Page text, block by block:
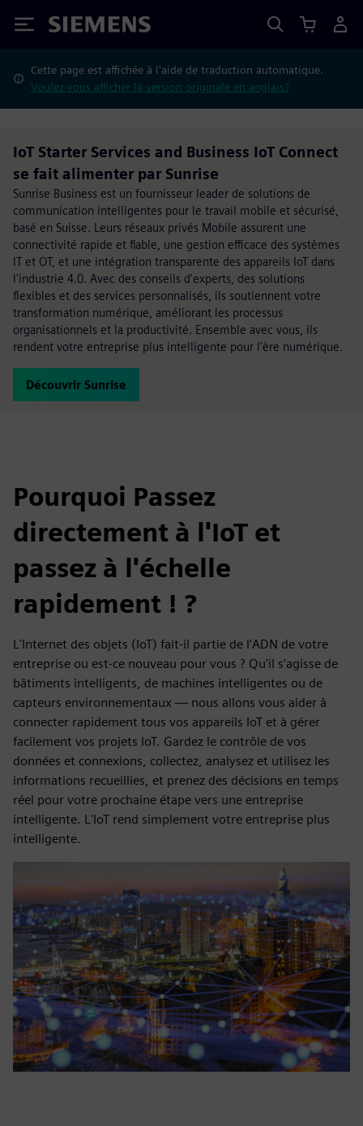
Siemens
Cette page est affichée à l'aide de traduction automatique.
Voulez-vous afficher la version originale en anglais?
IoT Starter Services and Business IoT Connect
se fait alimenter par Sunrise
Sunrise Business est un fournisseur leader de solutions de
communication intelligentes pour le travail mobile et sécurisé,
basé en Suisse. Leurs réseaux privés Mobile assurent une
connectivité rapide et fiable, une gestion efficace des systèmes
IT et OT, et une intégration transparente des appareils IoT dans
l'industrie 4.0. Avec des conseils d'experts, des solutions
flexibles et des services personnalisés, ils soutiennent votre
transformation numérique, améliorant les processus
organisationnels et la productivité. Ensemble avec vous, ils
rendent votre entreprise plus intelligente pour l'ère numérique.
Découvrir Sunrise
Pourquoi Passez
directement à l'IoT et
passez à l'échelle
rapidement ! ?
L'Internet des objets (IoT) fait-il partie de l'ADN de votre
entreprise ou est-ce nouveau pour vous ? Qu'il s'agisse de
bâtiments intelligents, de machines intelligentes ou de
capteurs environnementaux — nous allons vous aider à
connecter rapidement tous vos appareils IoT et à gérer
facilement vos projets IoT. Gardez le contrôle de vos
données et connexions, collectez, analysez et utilisez les
informations recueillies, et prenez des décisions en temps
réel pour votre prochaine étape vers une entreprise
intelligente. L'IoT rend simplement votre entreprise plus
intelligente.